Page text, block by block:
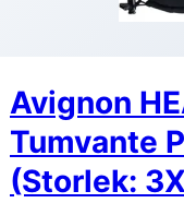
Avignon
Tumvante
(Storlek: